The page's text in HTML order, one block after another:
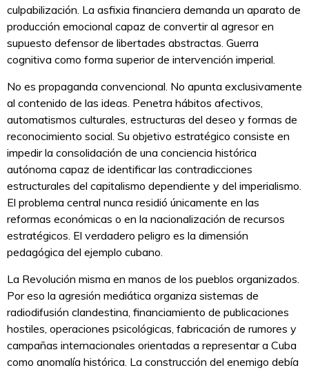
culpabilización. La asfixia financiera demanda un aparato de
producción emocional capaz de convertir al agresor en
supuesto defensor de libertades abstractas. Guerra
cognitiva como forma superior de intervención imperial.
No es propaganda convencional. No apunta exclusivamente
al contenido de las ideas. Penetra hábitos afectivos,
automatismos culturales, estructuras del deseo y formas de
reconocimiento social. Su objetivo estratégico consiste en
impedir la consolidación de una conciencia histórica
autónoma capaz de identificar las contradicciones
estructurales del capitalismo dependiente y del imperialismo.
El problema central nunca residió únicamente en las
reformas económicas o en la nacionalización de recursos
estratégicos. El verdadero peligro es la dimensión
pedagógica del ejemplo cubano.
La Revolución misma en manos de los pueblos organizados.
Por eso la agresión mediática organiza sistemas de
radiodifusión clandestina, financiamiento de publicaciones
hostiles, operaciones psicológicas, fabricación de rumores y
campañas internacionales orientadas a representar a Cuba
como anomalía histórica. La construcción del enemigo debía